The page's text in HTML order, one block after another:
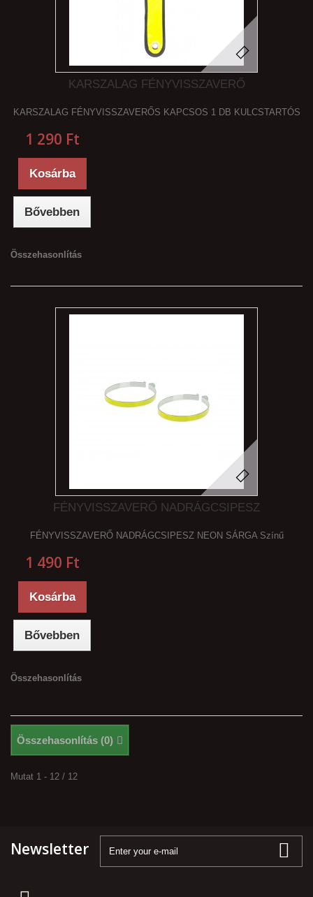
KARSZALAG FÉNYVISSZAVERŐ
KARSZALAG FÉNYVISSZAVERŐS KAPCSOS 1 DB KULCSTARTÓS
1 290 Ft‎
Kosárba
Bővebben
Összehasonlítás
FÉNYVISSZAVERŐ NADRÁGCSIPESZ
FÉNYVISSZAVERŐ NADRÁGCSIPESZ NEON SÁRGA Színű
1 490 Ft‎
Kosárba
Bővebben
Összehasonlítás
Összehasonlítás (0)
Mutat 1 - 12 / 12
Newsletter